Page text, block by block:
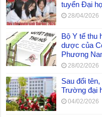
tuyển Đại
28/04/2026
Bộ Y tế thu
dược của
Phương
28/02/2026
Sau đổi
Trường đại
04/02/2026